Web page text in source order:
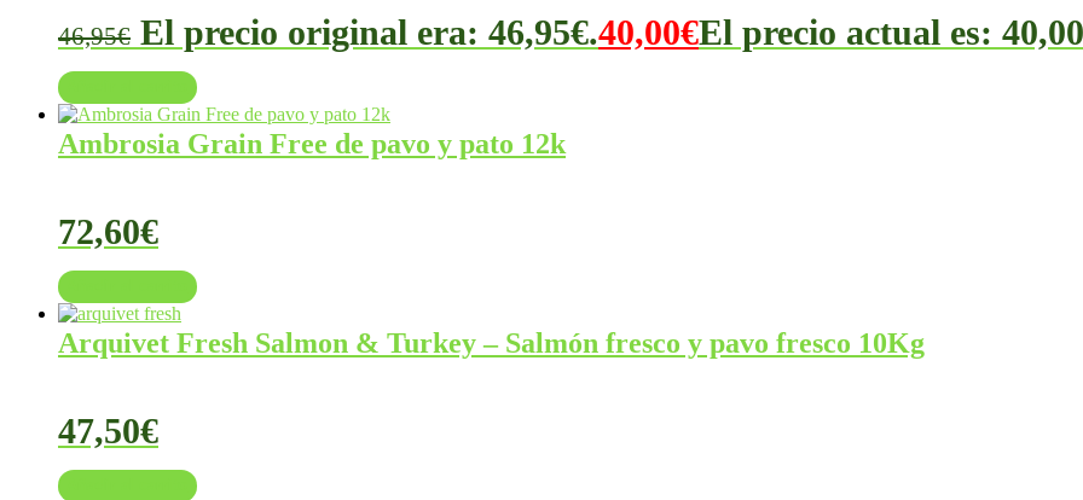
46,95€ El precio original era: 46,95€.40,00€El precio actual es:
Ambrosia Grain Free de pavo y pato 12k
72,60€
Arquivet Fresh Salmon & Turkey – Salmón fresco y pavo fresco 10Kg
47,50€